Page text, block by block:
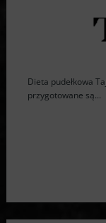
Dieta pudełkowa
przygotowane są...